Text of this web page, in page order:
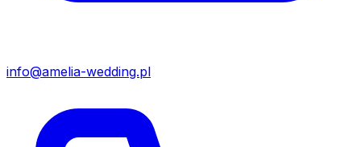
info@amelia-wedding.pl